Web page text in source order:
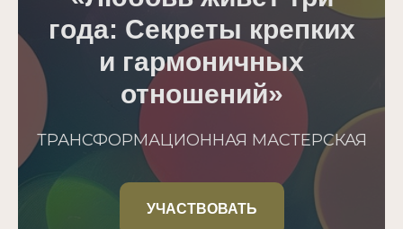
года: Секреты крепких
и гармоничных
отношений»
ТРАНСФОРМАЦИОННАЯ МАСТЕРСКАЯ
УЧАСТВОВАТЬ